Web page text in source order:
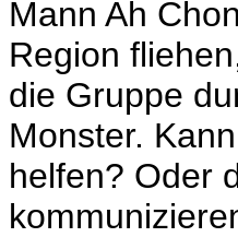
Mann Ah
Region
die Gruppe
Monster.
helfen? Oder